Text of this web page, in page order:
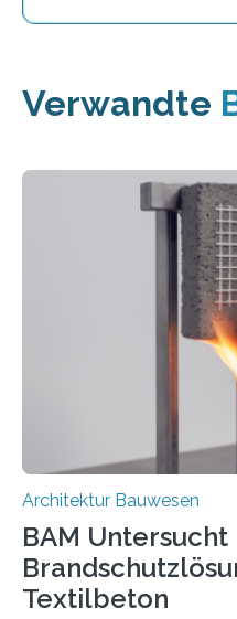
Verwandte
Architektur Bauwesen
BAM Untersucht
Textilbeton